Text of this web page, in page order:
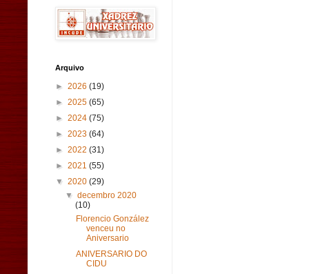
Arquivo
► 2026 (19)
► 2025 (65)
► 2024 (75)
► 2023 (64)
► 2022 (31)
► 2021 (55)
▼ 2020 (29)
▼decembro 2020
(10)
Florencio González
venceu no
Aniversario
ANIVERSARIO DO
CIDU